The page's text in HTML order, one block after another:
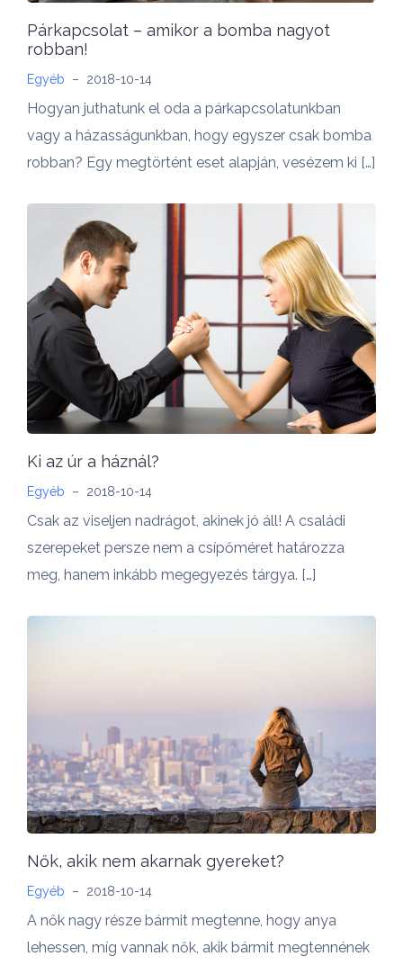
Párkapcsolat – amikor a bomba nagyot
robban!
Egyéb – 2018-10-14
Hogyan juthatunk el oda a párkapcsolatunkban
vagy a házasságunkban, hogy egyszer csak bomba
robban? Egy megtörtént eset alapján, vesézem ki […]
Ki az úr a háznál?
Egyéb – 2018-10-14
Csak az viseljen nadrágot, akinek jó áll! A családi
szerepeket persze nem a csípőméret határozza
meg, hanem inkább megegyezés tárgya. […]
Nők, akik nem akarnak gyereket?
Egyéb – 2018-10-14
A nők nagy része bármit megtenne, hogy anya
lehessen, míg vannak nők, akik bármit megtennének